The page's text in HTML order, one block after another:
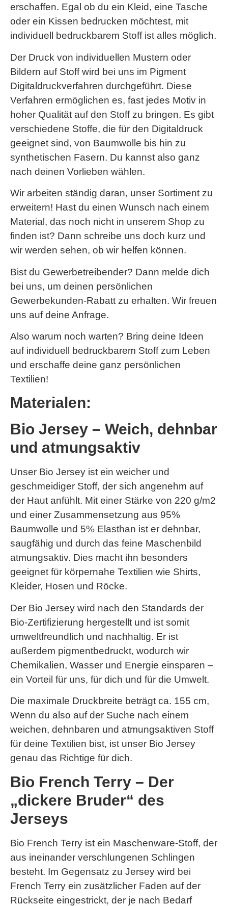
erschaffen. Egal ob du ein Kleid, eine Tasche
oder ein Kissen bedrucken möchtest, mit
individuell bedruckbarem Stoff ist alles möglich.
Der Druck von individuellen Mustern oder
Bildern auf Stoff wird bei uns im Pigment
Digitaldruckverfahren durchgeführt. Diese
Verfahren ermöglichen es, fast jedes Motiv in
hoher Qualität auf den Stoff zu bringen. Es gibt
verschiedene Stoffe, die für den Digitaldruck
geeignet sind, von Baumwolle bis hin zu
synthetischen Fasern. Du kannst also ganz
nach deinen Vorlieben wählen.
Wir arbeiten ständig daran, unser Sortiment zu
erweitern! Hast du einen Wunsch nach einem
Material, das noch nicht in unserem Shop zu
finden ist? Dann schreibe uns doch kurz und
wir werden sehen, ob wir helfen können.
Bist du Gewerbetreibender? Dann melde dich
bei uns, um deinen persönlichen
Gewerbekunden-Rabatt zu erhalten. Wir freuen
uns auf deine Anfrage.
Also warum noch warten? Bring deine Ideen
auf individuell bedruckbarem Stoff zum Leben
und erschaffe deine ganz persönlichen
Textilien!
Materialen:
Bio Jersey – Weich, dehnbar
und atmungsaktiv
Unser Bio Jersey ist ein weicher und
geschmeidiger Stoff, der sich angenehm auf
der Haut anfühlt. Mit einer Stärke von 220 g/m2
und einer Zusammensetzung aus 95%
Baumwolle und 5% Elasthan ist er dehnbar,
saugfähig und durch das feine Maschenbild
atmungsaktiv. Dies macht ihn besonders
geeignet für körpernahe Textilien wie Shirts,
Kleider, Hosen und Röcke.
Der Bio Jersey wird nach den Standards der
Bio-Zertifizierung hergestellt und ist somit
umweltfreundlich und nachhaltig. Er ist
außerdem pigmentbedruckt, wodurch wir
Chemikalien, Wasser und Energie einsparen –
ein Vorteil für uns, für dich und für die Umwelt.
Die maximale Druckbreite beträgt ca. 155 cm,
Wenn du also auf der Suche nach einem
weichen, dehnbaren und atmungsaktiven Stoff
für deine Textilien bist, ist unser Bio Jersey
genau das Richtige für dich.
Bio French Terry – Der
„dickere Bruder“ des
Jerseys
Bio French Terry ist ein Maschenware-Stoff, der
aus ineinander verschlungenen Schlingen
besteht. Im Gegensatz zu Jersey wird bei
French Terry ein zusätzlicher Faden auf der
Rückseite eingestrickt, der je nach Bedarf